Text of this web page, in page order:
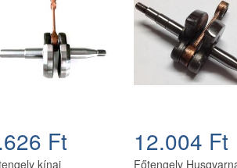
Ft
kínai
12.004 Ft
Főtengely